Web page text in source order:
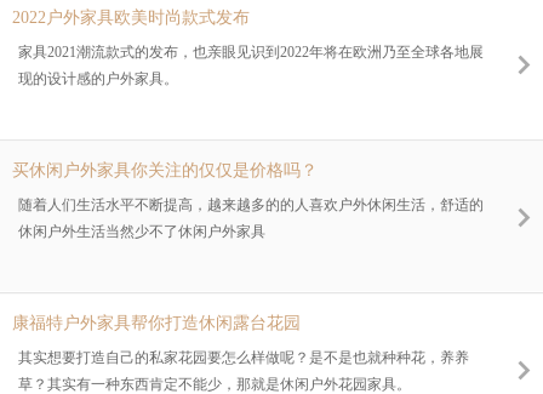
2022户外家具欧美时尚款式发布
家具2021潮流款式的发布，也亲眼见识到2022年将在欧洲乃至全球各地展
现的设计感的户外家具。
买休闲户外家具你关注的仅仅是价格吗？
随着人们生活水平不断提高，越来越多的的人喜欢户外休闲生活，舒适的
休闲户外生活当然少不了休闲户外家具
康福特户外家具帮你打造休闲露台花园
其实想要打造自己的私家花园要怎么样做呢？是不是也就种种花，养养
草？其实有一种东西肯定不能少，那就是休闲户外花园家具。